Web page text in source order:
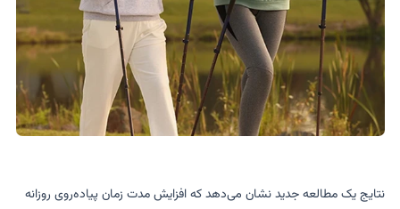
نتایج یک مطالعه جدید نشان می‌دهد که افزایش مدت زمان پیاده‌روی روزانه